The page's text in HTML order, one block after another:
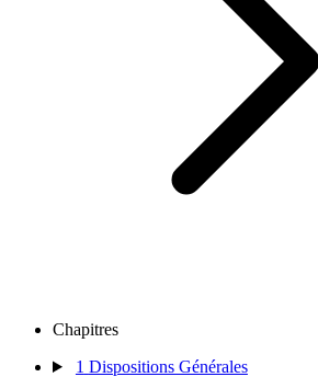
Chapitres
1 Dispositions Générales